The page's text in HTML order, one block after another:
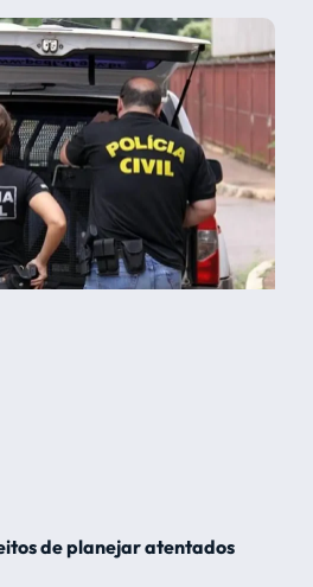
de planejar atentados